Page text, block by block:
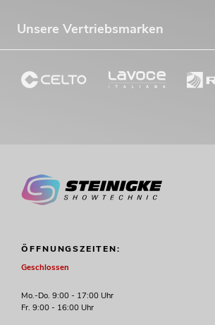
Unsere Vertriebsmarken
ÖFFNUNGSZEITEN:
Geschlossen
Mo.-Do. 9:00 - 17:00 Uhr
Fr. 9:00 - 16:00 Uhr